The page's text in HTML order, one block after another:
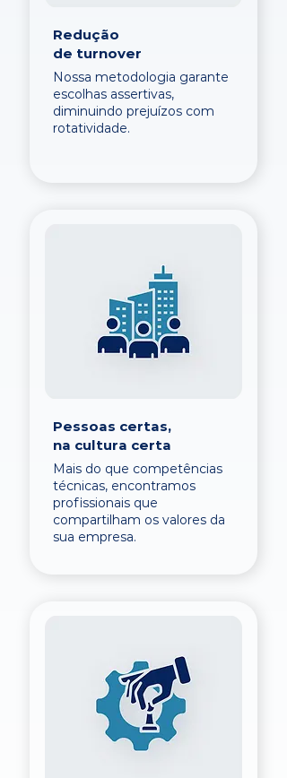
Redução
de turnover
Nossa metodologia garante
escolhas assertivas,
diminuindo prejuízos com
rotatividade.
Pessoas certas,
na cultura certa
Mais do que competências
técnicas, encontramos
profissionais que
compartilham os valores da
sua empresa.